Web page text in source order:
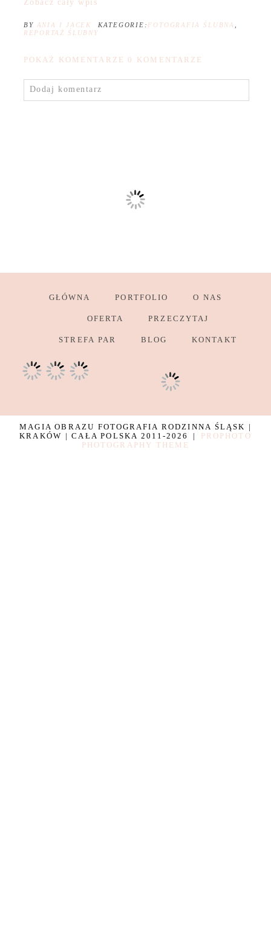
Zobacz cały wpis
BY ANIA I JACEK KATEGORIE: FOTOGRAFIA ŚLUBNA
REPORTAŻ ŚLUBNY
POKAŻ KOMENTARZE 0 KOMENTARZE
Dodaj komentarz
GŁÓWNA PORTFOLIO O NAS
OFERTA PRZECZYTAJ
STREFA PAR BLOG KONTAKT
MAGIA OBRAZU FOTOGRAFIA RODZINNA ŚLĄSK |
KRAKÓW | CAŁA POLSKA 2011-2026
|
PROPHOTO
PHOTOGRAPHY THEME